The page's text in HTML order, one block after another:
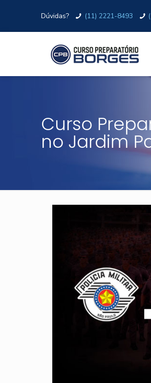
Dúvidas? (11) 2221-8493
Curso
no Jardim